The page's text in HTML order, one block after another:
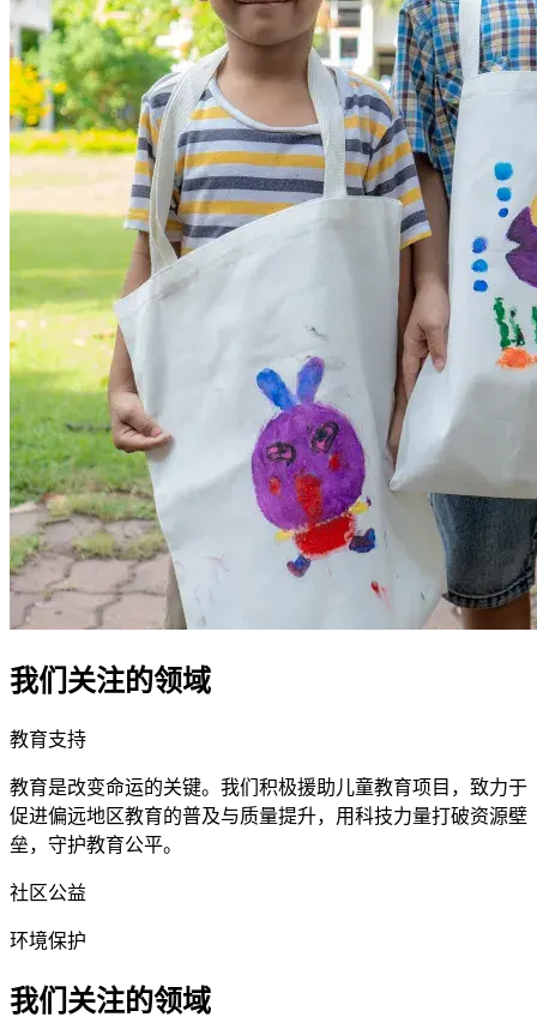
我们关注的领域
教育支持
教育是改变命运的关键。我们积极援助儿童教育项目，致力于
促进偏远地区教育的普及与质量提升，用科技力量打破资源壁
垒，守护教育公平。
社区公益
环境保护
我们关注的领域